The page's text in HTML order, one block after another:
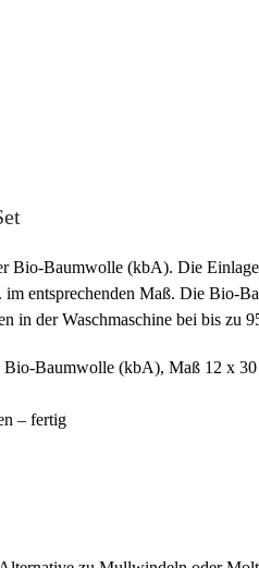
Bio-Baumwolle (kbA). Die
entsprechenden Maß. Die Bio-
in der Waschmaschine bei bis zu
Bio-Baumwolle (kbA), Maß 12 x
– fertig